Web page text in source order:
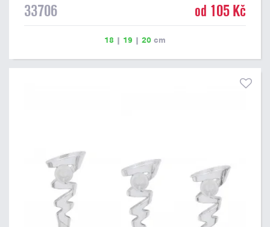
33706 od 105 Kč
18 | 19 | 20 cm